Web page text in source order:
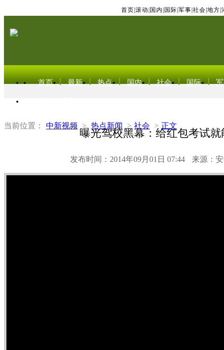
首页 滚动 国内 国际 军事 社会 地方
首页 最新 热点 国内 社会 国际
当前位置： 中新视频 > 热点新闻 > 社会 > 正文
曝光驾校黑幕：给红包考试就
发布时间：2014年09月01日 07:44 来源：